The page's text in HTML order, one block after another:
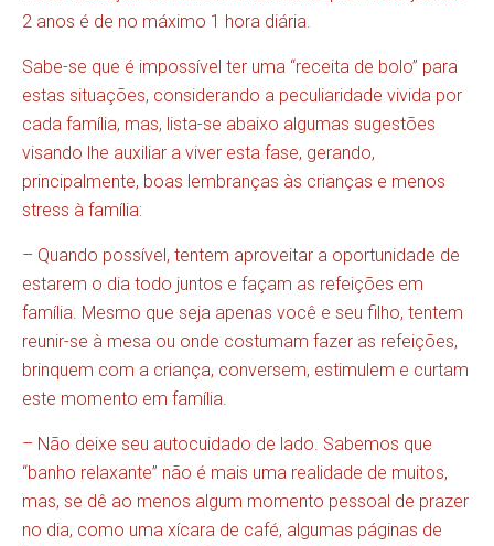
2 anos é de no máximo 1 hora diária.
Sabe-se que é impossível ter uma “receita de bolo” para
estas situações, considerando a peculiaridade vivida por
cada família, mas, lista-se abaixo algumas sugestões
visando lhe auxiliar a viver esta fase, gerando,
principalmente, boas lembranças às crianças e menos
stress à família:
– Quando possível, tentem aproveitar a oportunidade de
estarem o dia todo juntos e façam as refeições em
família. Mesmo que seja apenas você e seu filho, tentem
reunir-se à mesa ou onde costumam fazer as refeições,
brinquem com a criança, conversem, estimulem e curtam
este momento em família.
– Não deixe seu autocuidado de lado. Sabemos que
“banho relaxante” não é mais uma realidade de muitos,
mas, se dê ao menos algum momento pessoal de prazer
no dia, como uma xícara de café, algumas páginas de